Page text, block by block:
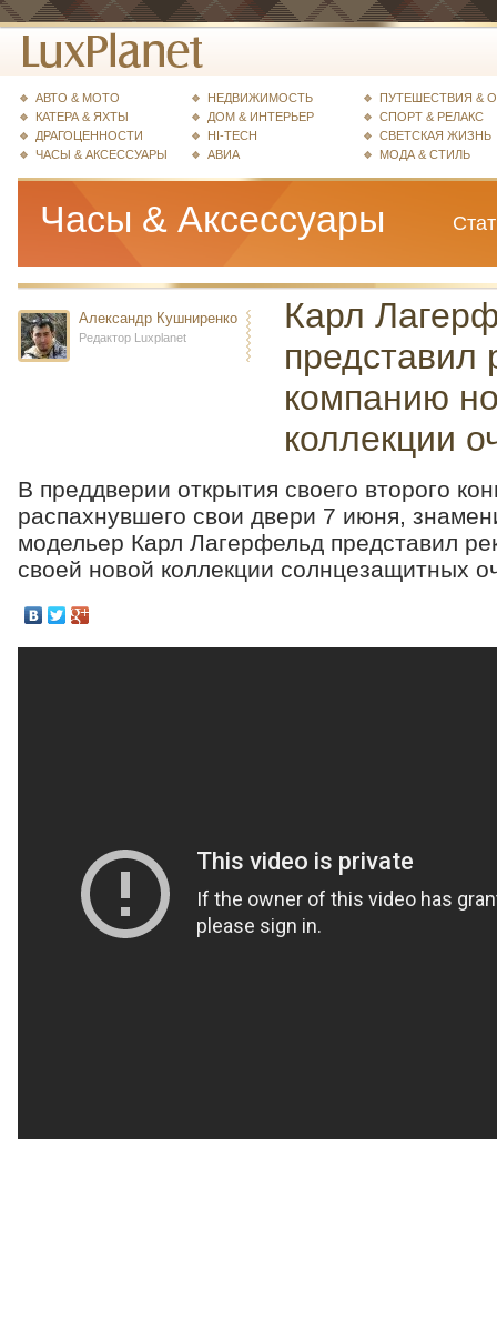
АВТО & МОТО
КАТЕРА & ЯХТЫ
ДРАГОЦЕННОСТИ
ЧАСЫ & АКСЕССУАРЫ
НЕДВИЖИМОСТЬ
ДОМ & ИНТЕРЬЕР
HI-TECH
АВИА
ПУТЕШЕСТВИЯ &
СПОРТ & РЕЛАКС
СВЕТСКАЯ ЖИЗНЬ
МОДА & СТИЛЬ
Часы & Аксессуары
Александр Кушниренко
Редактор Luxplanet
Карл
представил
компанию
коллекции
В преддверии открытия своего второго
распахнувшего свои двери 7 июня,
модельер Карл Лагерфельд представил
своей новой коллекции солнцезащитных